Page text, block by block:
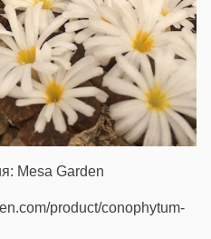
Mesa Garden
product/conophytum-